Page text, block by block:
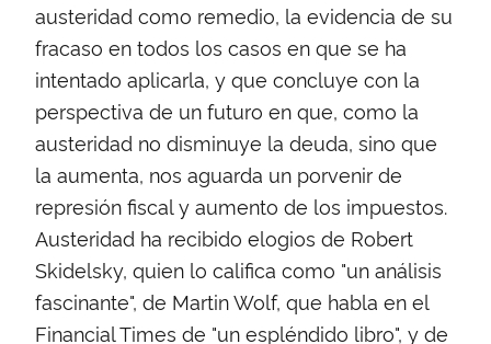
austeridad como remedio, la evidencia de su
fracaso en todos los casos en que se ha
intentado aplicarla, y que concluye con la
perspectiva de un futuro en que, como la
austeridad no disminuye la deuda, sino que
la aumenta, nos aguarda un porvenir de
represión fiscal y aumento de los impuestos.
Austeridad ha recibido elogios de Robert
Skidelsky, quien lo califica como "un análisis
fascinante", de Martin Wolf, que habla en el
Financial Times de "un espléndido libro", y de